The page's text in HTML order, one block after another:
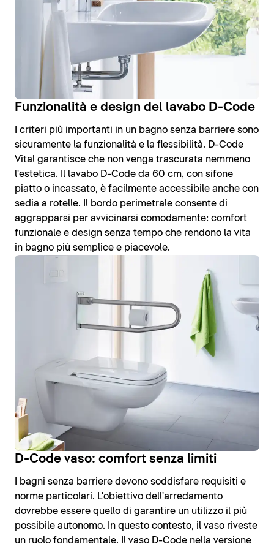
Funzionalità e design del lavabo D-Code
I criteri più importanti in un bagno senza barriere sono
sicuramente la funzionalità e la flessibilità. D-Code
Vital garantisce che non venga trascurata nemmeno
l'estetica. Il lavabo D-Code da 60 cm, con sifone
piatto o incassato, è facilmente accessibile anche con
sedia a rotelle. Il bordo perimetrale consente di
aggrapparsi per avvicinarsi comodamente: comfort
funzionale e design senza tempo che rendono la vita
in bagno più semplice e piacevole.
D-Code vaso: comfort senza limiti
I bagni senza barriere devono soddisfare requisiti e
norme particolari. L'obiettivo dell'arredamento
dovrebbe essere quello di garantire un utilizzo il più
possibile autonomo. In questo contesto, il vaso riveste
un ruolo fondamentale. Il vaso D-Code nella versione